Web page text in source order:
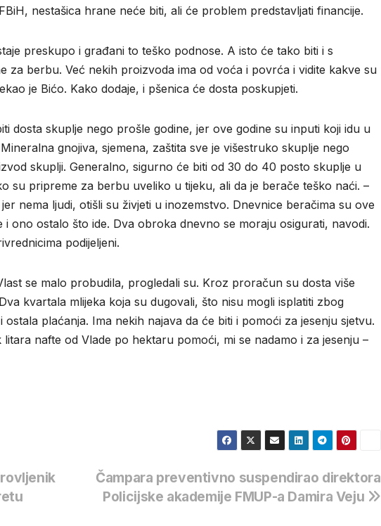
nestašica hrane neće biti, ali će problem predstavljati financije.
preskupo i građani to teško podnose. A isto će tako biti i s
za berbu. Već nekih proizvoda ima od voća i povrća i vidite kakve su
je Bićo. Kako dodaje, i pšenica će dosta poskupjeti.
dosta skuplje nego prošle godine, jer ove godine su inputi koji idu u
gnojiva, sjemena, zaštita sve je višestruko skuplje nego
skuplji. Generalno, sigurno će biti od 30 do 40 posto skuplje u
su pripreme za berbu uveliko u tijeku, ali da je berače teško naći. –
nema ljudi, otišli su živjeti u inozemstvo. Dnevnice beračima su ove
ono ostalo što ide. Dva obroka dnevno se moraju osigurati, navodi.
podijeljeni.
se malo probudila, progledali su. Kroz proračun su dosta više
kvartala mlijeka koja su dugovali, što nisu mogli isplatiti zbog
plaćanja. Ima nekih najava da će biti i pomoći za jesenju sjetvu.
nafte od Vlade po hektaru pomoći, mi se nadamo i za jesenju –
Čampara preventivno suspendirao direktora
Policijske akademije FMUP-a Damira Veju